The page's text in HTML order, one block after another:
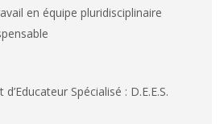
en équipe pluridisciplinaire
d’Educateur Spécialisé : D.E.E.S.